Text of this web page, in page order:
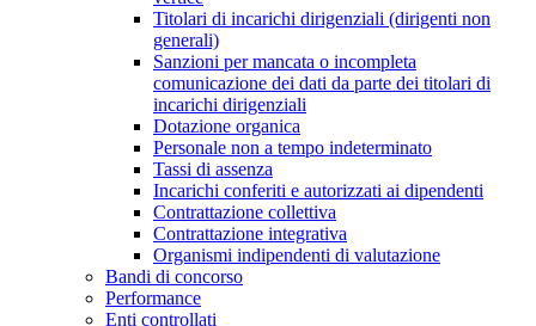
Titolari di incarichi dirigenziali (dirigenti non
generali)
Sanzioni per mancata o incompleta
comunicazione dei dati da parte dei titolari di
incarichi dirigenziali
Dotazione organica
Personale non a tempo indeterminato
Tassi di assenza
Incarichi conferiti e autorizzati ai dipendenti
Contrattazione collettiva
Contrattazione integrativa
Organismi indipendenti di valutazione
Bandi di concorso
Performance
Enti controllati